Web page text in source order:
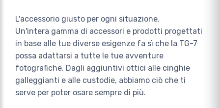
L'accessorio giusto per ogni situazione.
Un'intera gamma di accessori e prodotti progettati
in base alle tue diverse esigenze fa sì che la TG-7
possa adattarsi a tutte le tue avventure
fotografiche. Dagli aggiuntivi ottici alle cinghie
galleggianti e alle custodie, abbiamo ciò che ti
serve per poter osare sempre di più.